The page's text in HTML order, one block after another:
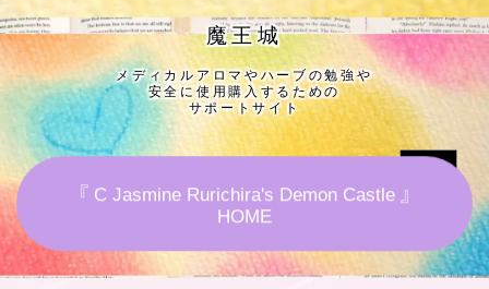
Cジャスミン瑠璃地楽の主な活動先リンク集
プロフィール
アロマハーブアンケート
おすすめ商品＆レビュー
★スペシャルアロマハーブ４択クイズ (kindle出
魔王城
メディカルアロマやハーブの勉強や
安全に使用購入するための
サポートサイト
『 C Jasmine Rurichira's Demon Castle 』
HOME